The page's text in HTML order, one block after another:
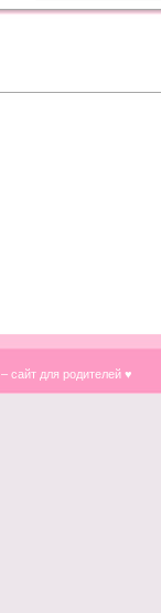
сайт для родителей ♥